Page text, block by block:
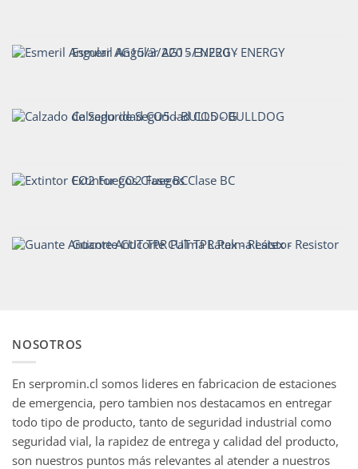
Esmeril Angular AG15/3/220 - ENERGY
Calzado de Seguridad CO5 - BULLDOG
Extintor CO2 Fuegos Clase BC
Guante Anticorte CUT TPR Palma Látex - Resistor
NOSOTROS
En serpromin.cl somos lideres en fabricacion de estaciones
de emergencia, pero tambien nos destacamos en entregar
todo tipo de producto, tanto de seguridad industrial como
seguridad vial, la rapidez de entrega y calidad del producto,
son nuestros puntos más relevantes al atender a nuestros